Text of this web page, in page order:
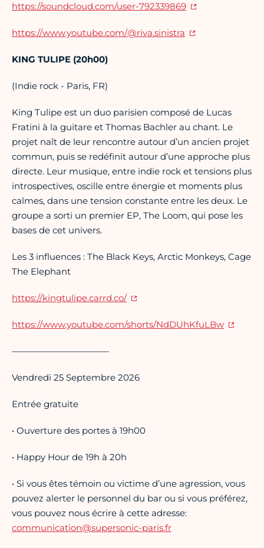
https://soundcloud.com/user-792339869
https://www.youtube.com/@riva.sinistra
KING TULIPE (20h00)
(Indie rock - Paris, FR)
King Tulipe est un duo parisien composé de Lucas
Fratini à la guitare et Thomas Bachler au chant. Le
projet naît de leur rencontre autour d’un ancien projet
commun, puis se redéfinit autour d’une approche plus
directe. Leur musique, entre indie rock et tensions plus
introspectives, oscille entre énergie et moments plus
calmes, dans une tension constante entre les deux. Le
groupe a sorti un premier EP, The Loom, qui pose les
bases de cet univers.
Les 3 influences : The Black Keys, Arctic Monkeys, Cage
The Elephant
https://kingtulipe.carrd.co/
https://www.youtube.com/shorts/NdDUhKfuLBw
———————————
Vendredi 25 Septembre 2026
Entrée gratuite
• Ouverture des portes à 19h00
• Happy Hour de 19h à 20h
• Si vous êtes témoin ou victime d’une agression, vous
pouvez alerter le personnel du bar ou si vous préférez,
vous pouvez nous écrire à cette adresse:
communication@supersonic-paris.fr